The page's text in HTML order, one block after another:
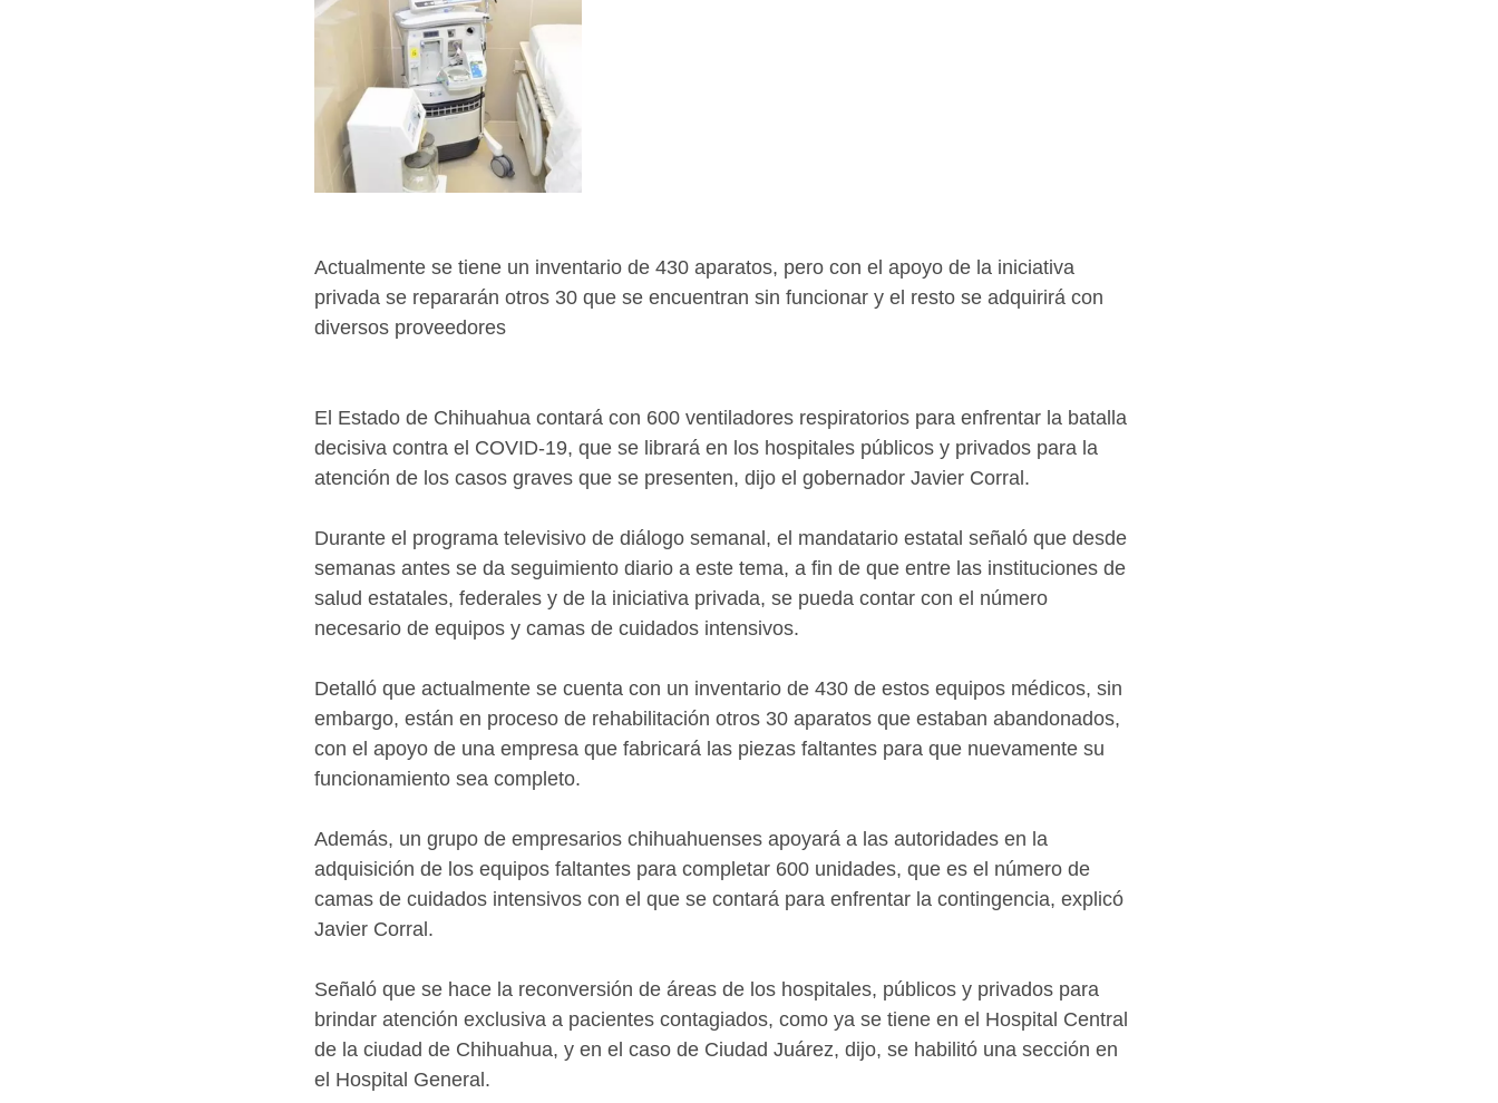
Actualmente se tiene un inventario de 430 aparatos, pero con el apoyo de la iniciativa
privada se repararán otros 30 que se encuentran sin funcionar y el resto se adquirirá con
diversos proveedores
El Estado de Chihuahua contará con 600 ventiladores respiratorios para enfrentar la batalla
decisiva contra el COVID-19, que se librará en los hospitales públicos y privados para la
atención de los casos graves que se presenten, dijo el gobernador Javier Corral.
Durante el programa televisivo de diálogo semanal, el mandatario estatal señaló que desde
semanas antes se da seguimiento diario a este tema, a fin de que entre las instituciones de
salud estatales, federales y de la iniciativa privada, se pueda contar con el número
necesario de equipos y camas de cuidados intensivos.
Detalló que actualmente se cuenta con un inventario de 430 de estos equipos médicos, sin
embargo, están en proceso de rehabilitación otros 30 aparatos que estaban abandonados,
con el apoyo de una empresa que fabricará las piezas faltantes para que nuevamente su
funcionamiento sea completo.
Además, un grupo de empresarios chihuahuenses apoyará a las autoridades en la
adquisición de los equipos faltantes para completar 600 unidades, que es el número de
camas de cuidados intensivos con el que se contará para enfrentar la contingencia, explicó
Javier Corral.
Señaló que se hace la reconversión de áreas de los hospitales, públicos y privados para
brindar atención exclusiva a pacientes contagiados, como ya se tiene en el Hospital Central
de la ciudad de Chihuahua, y en el caso de Ciudad Juárez, dijo, se habilitó una sección en
el Hospital General.